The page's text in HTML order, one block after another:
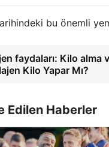
bu önemli
faydaları: Kilo alma
Kilo Yapar Mı?
Edilen Haberler